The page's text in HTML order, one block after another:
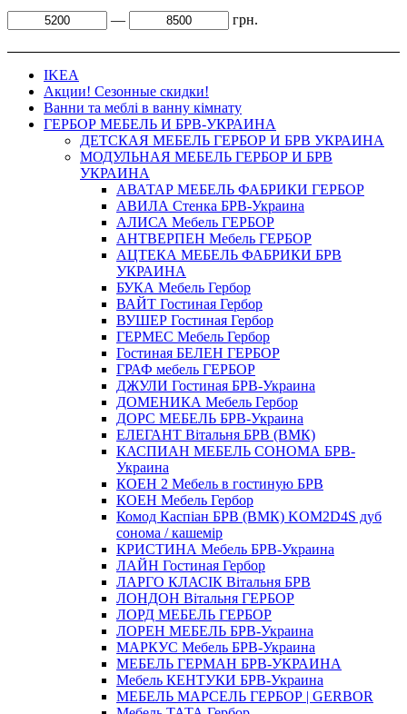
—
грн.
IKEA
Акции! Сезонные скидки!
Ванни та меблі в ванну кімнату
ГЕРБОР МЕБЕЛЬ И БРВ-УКРАИНА
ДЕТСКАЯ МЕБЕЛЬ ГЕРБОР И БРВ УКРАИНА
МОДУЛЬНАЯ МЕБЕЛЬ ГЕРБОР И БРВ
УКРАИНА
АВАТАР МЕБЕЛЬ ФАБРИКИ ГЕРБОР
АВИЛА Стенка БРВ-Украина
АЛИСА Мебель ГЕРБОР
АНТВЕРПЕН Мебель ГЕРБОР
АЦТЕКА МЕБЕЛЬ ФАБРИКИ БРВ
УКРАИНА
БУКА Мебель Гербор
ВАЙТ Гостиная Гербор
ВУШЕР Гостиная Гербор
ГЕРМЕС Мебель Гербор
Гостиная БЕЛЕН ГЕРБОР
ГРАФ мебель ГЕРБОР
ДЖУЛИ Гостиная БРВ-Украина
ДОМЕНИКА Мебель Гербор
ДОРС МЕБЕЛЬ БРВ-Украина
ЕЛЕГАНТ Вітальня БРВ (ВМК)
КАСПИАН МЕБЕЛЬ СОНОМА БРВ-
Украина
КОЕН 2 Мебель в гостиную БРВ
КОЕН Мебель Гербор
Комод Каспіан БРВ (ВМК) KOM2D4S дуб
сонома / кашемір
КРИСТИНА Мебель БРВ-Украина
ЛАЙН Гостиная Гербор
ЛАРГО КЛАСIК Вітальня БРВ
ЛОНДОН Вітальня ГЕРБОР
ЛОРД МЕБЕЛЬ ГЕРБОР
ЛОРЕН МЕБЕЛЬ БРВ-Украина
МАРКУС Мебель БРВ-Украина
МЕБЕЛЬ ГЕРМАН БРВ-УКРАИНА
Мебель КЕНТУКИ БРВ-Украина
МЕБЕЛЬ МАРСЕЛЬ ГЕРБОР | GERBOR